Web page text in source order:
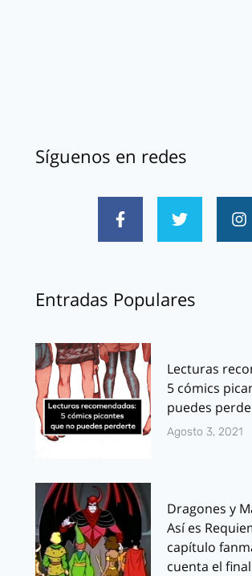
Síguenos en redes
Entradas Populares
Lecturas
5 cómics
puedes
Agosto 3, 2021
Dragones y
Así es
capítulo
cuenta el